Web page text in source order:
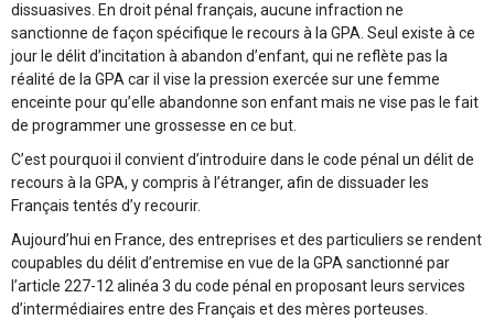
dissuasives. En droit pénal français, aucune infraction ne
sanctionne de façon spécifique le recours à la GPA. Seul existe à ce
jour le délit d’incitation à abandon d’enfant, qui ne reflète pas la
réalité de la GPA car il vise la pression exercée sur une femme
enceinte pour qu’elle abandonne son enfant mais ne vise pas le fait
de programmer une grossesse en ce but.
C’est pourquoi il convient d’introduire dans le code pénal un délit de
recours à la GPA, y compris à l’étranger, afin de dissuader les
Français tentés d’y recourir.
Aujourd’hui en France, des entreprises et des particuliers se rendent
coupables du délit d’entremise en vue de la GPA sanctionné par
l’article 227-12 alinéa 3 du code pénal en proposant leurs services
d’intermédiaires entre des Français et des mères porteuses.